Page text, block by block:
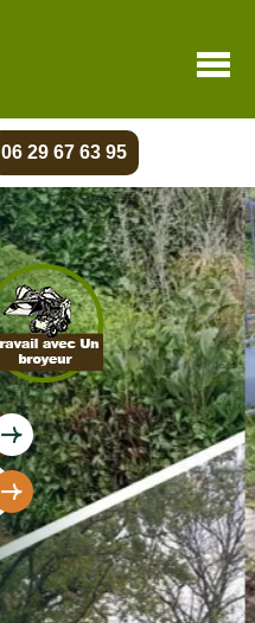
06 29 67 63 95